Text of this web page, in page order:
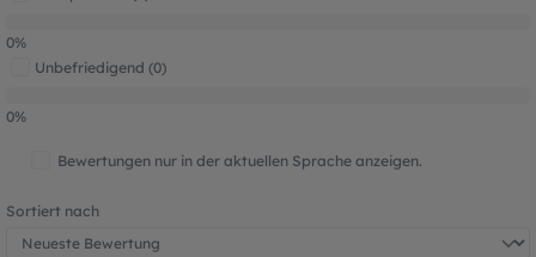
0%
Unbefriedigend (0)
0%
Bewertungen nur in der aktuellen Sprache anzeigen.
Sortiert nach